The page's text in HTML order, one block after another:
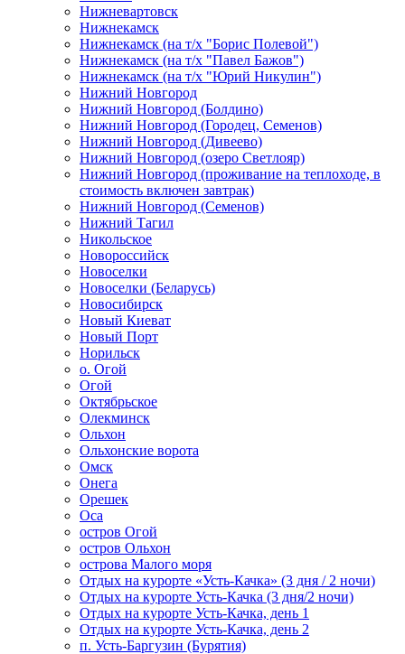
Нижневартовск
Нижнекамск
Нижнекамск (на т/х "Борис Полевой")
Нижнекамск (на т/х "Павел Бажов")
Нижнекамск (на т/х "Юрий Никулин")
Нижний Новгород
Нижний Новгород (Болдино)
Нижний Новгород (Городец, Семенов)
Нижний Новгород (Дивеево)
Нижний Новгород (озеро Светлояр)
Нижний Новгород (проживание на теплоходе, в
стоимость включен завтрак)
Нижний Новгород (Семенов)
Нижний Тагил
Никольское
Новороссийск
Новоселки
Новоселки (Беларусь)
Новосибирск
Новый Киеват
Новый Порт
Норильск
о. Огой
Огой
Октябрьское
Олекминск
Ольхон
Ольхонские ворота
Омск
Онега
Орешек
Оса
остров Огой
остров Ольхон
острова Малого моря
Отдых на курорте «Усть-Качка» (3 дня / 2 ночи)
Отдых на курорте Усть-Качка (3 дня/2 ночи)
Отдых на курорте Усть-Качка, день 1
Отдых на курорте Усть-Качка, день 2
п. Усть-Баргузин (Бурятия)